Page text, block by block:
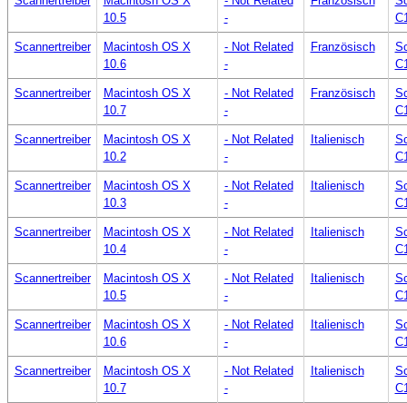
10.5
-
Scannertreiber
Macintosh OS X
10.6
- Not Related
-
Französisch
Scannertreiber
Macintosh OS X
10.7
- Not Related
-
Französisch
Scannertreiber
Macintosh OS X
10.2
- Not Related
-
Italienisch
Scannertreiber
Macintosh OS X
10.3
- Not Related
-
Italienisch
Scannertreiber
Macintosh OS X
10.4
- Not Related
-
Italienisch
Scannertreiber
Macintosh OS X
10.5
- Not Related
-
Italienisch
Scannertreiber
Macintosh OS X
10.6
- Not Related
-
Italienisch
Scannertreiber
Macintosh OS X
10.7
- Not Related
-
Italienisch